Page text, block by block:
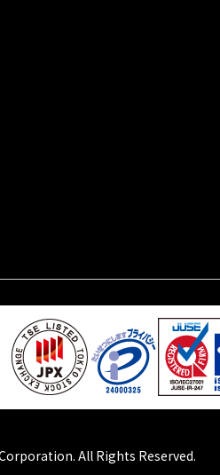
All Rights Reserved.